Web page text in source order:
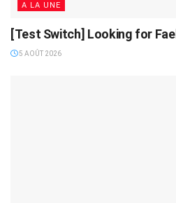
A LA UNE
[Test Switch] Looking for Fael
5 AOÛT 2026